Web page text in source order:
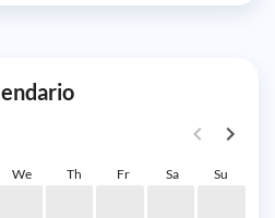
We Th Fr Sa Su